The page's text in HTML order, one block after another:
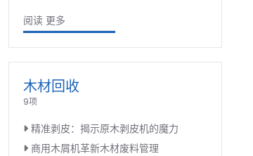
阅读 更多
木材回收
9项
精准剥皮：揭示原木剥皮机的魔力
商用木屑机革新木材废料管理